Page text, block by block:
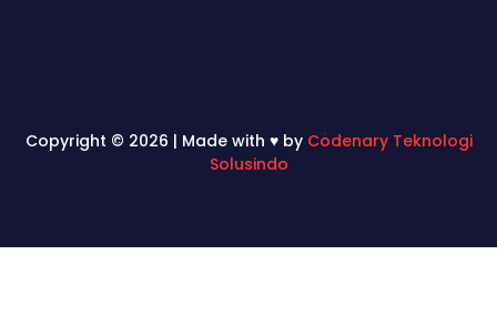
Copyright © 2026 | Made with ♥ by Codenary Teknologi
Solusindo